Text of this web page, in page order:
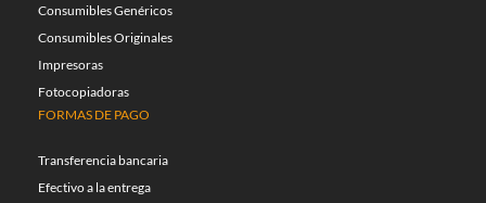
Consumibles Genéricos
Consumibles Originales
Impresoras
Fotocopiadoras
FORMAS DE PAGO
Transferencia bancaria
Efectivo a la entrega